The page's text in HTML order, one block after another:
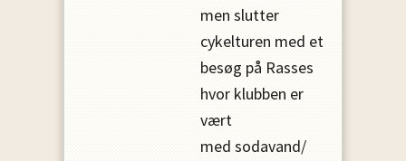
men slutter
cykelturen med et
besøg på Rasses
hvor klubben er
vært
med sodavand/